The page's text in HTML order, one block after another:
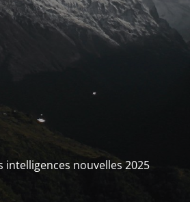
intelligences nouvelles 2025